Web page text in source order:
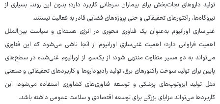
تولید داروهای نجات‌بخش برای بیماران سرطانی کاربرد دارد؛ بدون این روند، بسیاری از
نیروگاه‌ها، راکتورهای تحقیقاتی و حتی پروژه‌های فضایی قادر به فعالیت نیستند.
غنی‌سازی اورانیوم به‌عنوان یک فناوری محوری در انرژی هسته‌ای و سیاست بین‌الملل
اهمیت فراوانی دارد؛ اهمیت غنی‌سازی اورانیوم از آنجا ناشی می‌شود که این فناوری
می‌تواند به دو مسیر متفاوت منتهی شود؛ از یک‌سو، از اورانیوم غنی‌شده در سطح‌های
پایین برای تولید سوخت راکتورهای برق، تولید رادیوداروها و کاربردهای تحقیقاتی و صنعتی
مثل تولید ایزوتوپ‌های پزشکی و توسعه فناوری‌های کشاورزی استفاده می‌شود؛ این
کاربردها می‌تواند مزایای بزرگی برای توسعه اقتصادی و سلامت عمومی داشته باشد.